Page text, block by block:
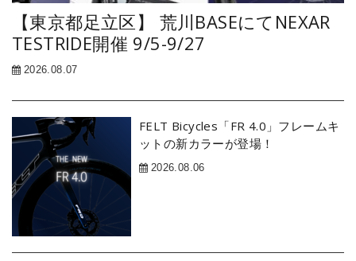
【東京都足立区】 荒川BASEにてNEXAR
TESTRIDE開催 9/5-9/27
2026.08.07
FELT Bicycles「FR 4.0」フレームキ
ットの新カラーが登場！
2026.08.06